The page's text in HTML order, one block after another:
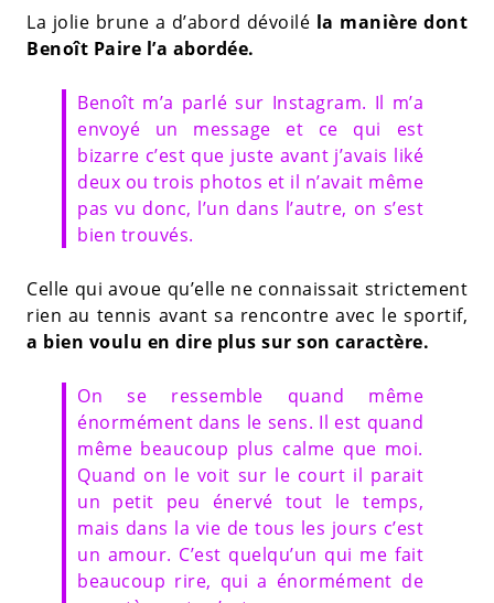
La jolie brune a d’abord dévoilé la manière dont
Benoît Paire l’a abordée.
Benoît m’a parlé sur Instagram. Il m’a
envoyé un message et ce qui est
bizarre c’est que juste avant j’avais liké
deux ou trois photos et il n’avait même
pas vu donc, l’un dans l’autre, on s’est
bien trouvés.
Celle qui avoue qu’elle ne connaissait strictement
rien au tennis avant sa rencontre avec le sportif,
a bien voulu en dire plus sur son caractère.
On se ressemble quand même
énormément dans le sens. Il est quand
même beaucoup plus calme que moi.
Quand on le voit sur le court il parait
un petit peu énervé tout le temps,
mais dans la vie de tous les jours c’est
un amour. C’est quelqu’un qui me fait
beaucoup rire, qui a énormément de